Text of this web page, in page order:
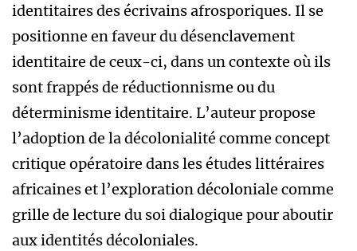
identitaires des écrivains afrosporiques. Il se
positionne en faveur du désenclavement
identitaire de ceux-ci, dans un contexte où ils
sont frappés de réductionnisme ou du
déterminisme identitaire. L’auteur propose
l’adoption de la décolonialité comme concept
critique opératoire dans les études littéraires
africaines et l’exploration décoloniale comme
grille de lecture du soi dialogique pour aboutir
aux identités décoloniales.